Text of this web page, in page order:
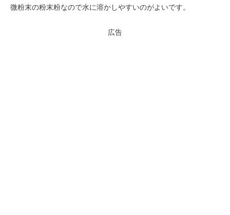
微粉末の粉末粉なので水に溶かしやすいのがよいです。
広告